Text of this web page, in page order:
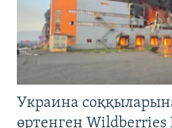
Украина
өртенген Wildberries